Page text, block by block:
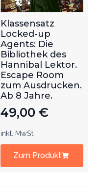
Klassensatz
Locked-up
Agents: Die
Bibliothek des
Hannibal Lektor.
Escape Room
zum Ausdrucken.
Ab 8 Jahre.
49,00 €
inkl. MwSt.
Zum Produkt